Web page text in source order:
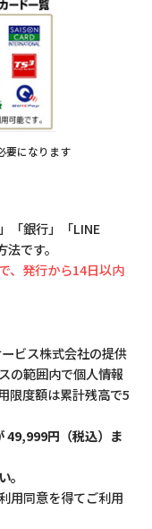
要になります
「銀行」「LINE
です。
、発行から14日以内
ビス株式会社の提供
の範囲内で個人情報
限度額は累計残高で5
49,999円（税込）ま
用同意を得てご利用